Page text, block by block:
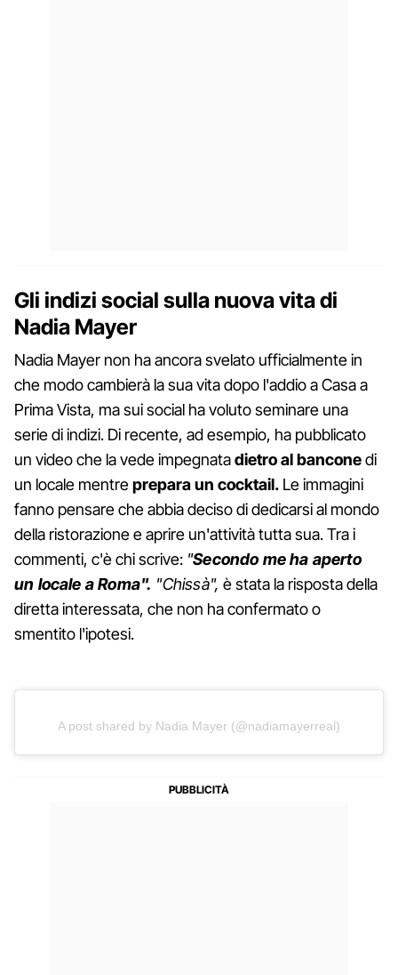
Gli indizi social sulla nuova vita di
Nadia Mayer
Nadia Mayer non ha ancora svelato ufficialmente in
che modo cambierà la sua vita dopo l'addio a Casa a
Prima Vista, ma sui social ha voluto seminare una
serie di indizi. Di recente, ad esempio, ha pubblicato
un video che la vede impegnatadietro al banconedi
un locale mentreprepara un cocktail. Le immagini
fanno pensare che abbia deciso di dedicarsi al mondo
della ristorazione e aprire un'attività tutta sua. Tra i
commenti, c'è chi scrive: "Secondo me ha aperto
un locale a Roma". "Chissà", è stata la risposta della
diretta interessata, che non ha confermato o
smentito l'ipotesi.
A post shared by Nadia Mayer (@nadiamayerreal)